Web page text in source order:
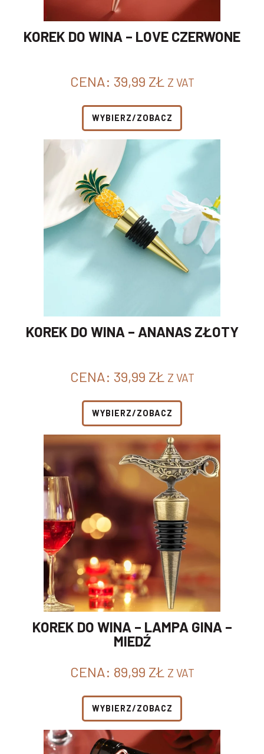
KOREK DO WINA – LOVE CZERWONE
CENA: 39,99 ZŁ Z VAT
WYBIERZ/ZOBACZ
KOREK DO WINA – ANANAS ZŁOTY
CENA: 39,99 ZŁ Z VAT
WYBIERZ/ZOBACZ
KOREK DO WINA – LAMPA GINA –
MIEDŹ
CENA: 89,99 ZŁ Z VAT
WYBIERZ/ZOBACZ